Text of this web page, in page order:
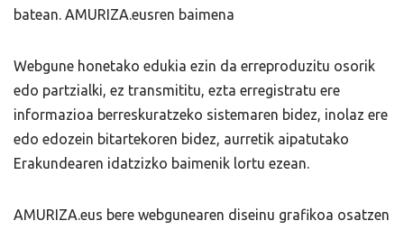
batean. AMURIZA.eusren baimena
Webgune honetako edukia ezin da erreproduzitu osorik
edo partzialki, ez transmititu, ezta erregistratu ere
informazioa berreskuratzeko sistemaren bidez, inolaz ere
edo edozein bitartekoren bidez, aurretik aipatutako
Erakundearen idatzizko baimenik lortu ezean.
AMURIZA.eus bere webgunearen diseinu grafikoa osatzen